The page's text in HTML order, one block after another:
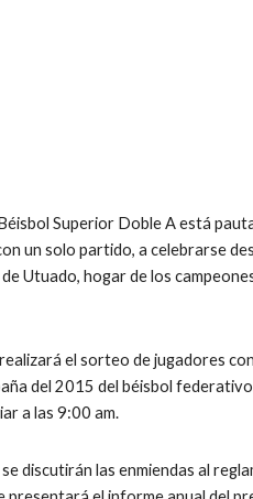
Superior Doble A está
un solo partido, a celebrarse
Utuado, hogar de los
el sorteo de jugadores
del 2015 del béisbol
a las 9:00 am.
discutirán las enmiendas al